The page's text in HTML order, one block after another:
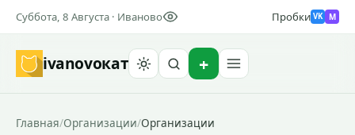
Суббота, 8 Августа · Иваново Пробки VK M
ivanovoкат
Главная/Организации/Организации